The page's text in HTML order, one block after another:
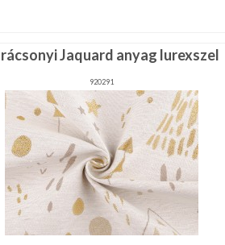
Jaquard anyag lurexszel
920291